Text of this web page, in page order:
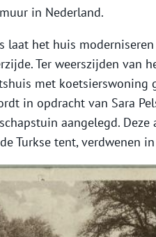
in Nederland.
laat het huis
Ter weerszijden van
met koetsierswoning
in opdracht van Sara
aangelegd.
Turkse tent, verdwenen